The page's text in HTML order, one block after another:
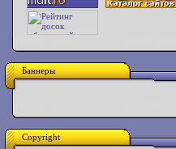
Баннеры
Copyright